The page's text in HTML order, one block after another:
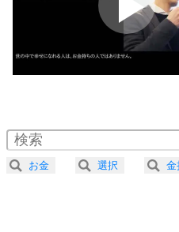
ポジティブ思考
ストレス対策
人生、なん
気楽に生きる30
4 器の大きい
プラス思考
2.0倍速 （225KB 57秒
2.5倍速 （180KB 46秒）
3.0倍速 （151KB 38秒）
お金 選択 金